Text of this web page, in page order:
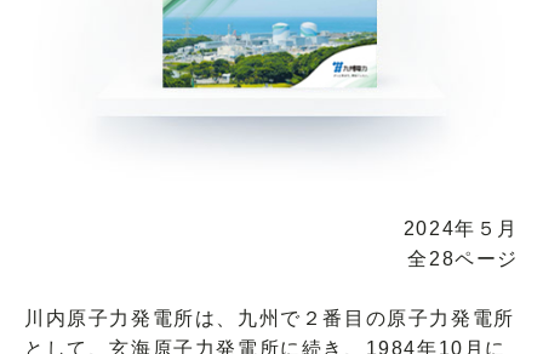
2024年５月
全28ページ
川内原子力発電所は、九州で２番目の原子力発電所
として、玄海原子力発電所に続き、1984年10月に